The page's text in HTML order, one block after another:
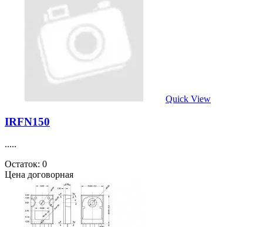
Quick View
IRFN150
.....
Остаток: 0
Цена договорная